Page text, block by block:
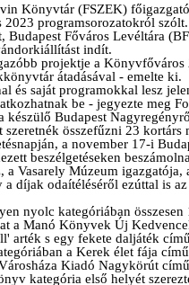
Könyvtár (FSZEK)
programsorozatokról
Főváros Levéltára
indít.
projektje a
átadásával - emelte ki.
és saját programokkal lesz
be - jegyezte meg
készülő Budapest
összefűzni 23 kortárs
a november 17-i
beszélgetéseken
a Vasarely Múzeum
díjak odaítéléséről ezúttal is
nyolc kategóriában
a Manó Könyvek Új
arték s egy fekete daljáték
a Kerek élet fája
Kiadó Nagykörút
kategória első helyét